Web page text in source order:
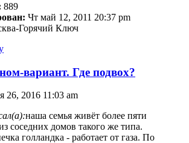
889
Чт май 12, 2011 20:37 pm
Горячий Ключ
вариант. Где подвох?
26, 2016 11:03 am
наша семья живёт более пяти
соседних домов такого же типа.
голландка - работает от газа. По